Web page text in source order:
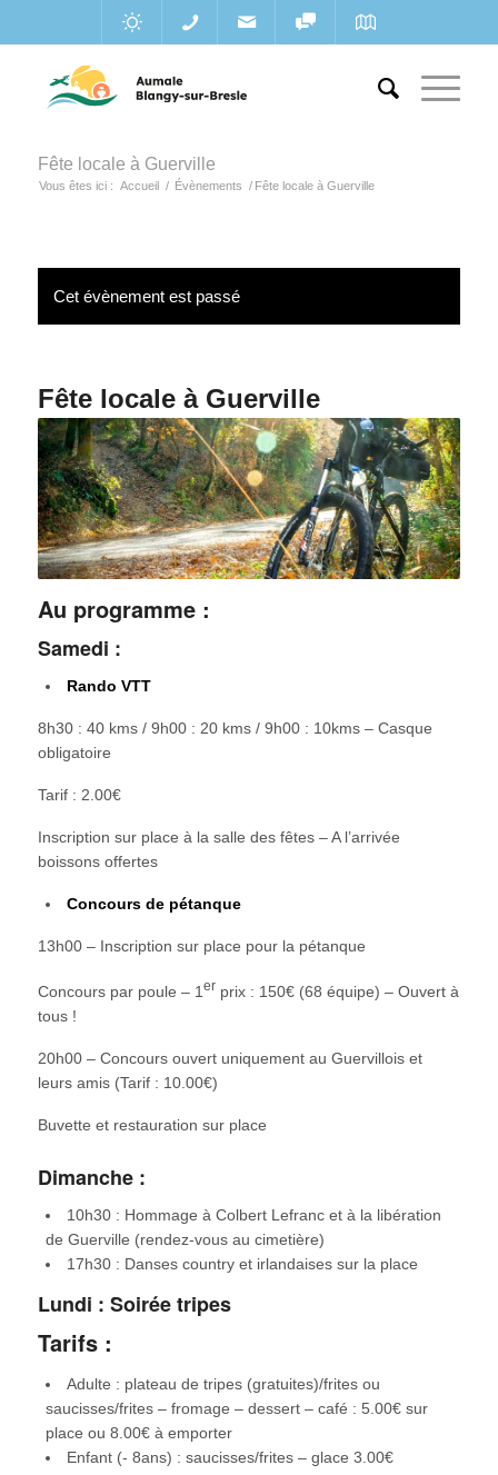
Fête locale à Guerville
Vous êtes ici : Accueil / Évènements / Fête locale à Guerville
Cet évènement est passé
Fête locale à Guerville
Au programme :
Samedi :
Rando VTT
8h30 : 40 kms / 9h00 : 20 kms / 9h00 : 10kms – Casque
obligatoire
Tarif : 2.00€
Inscription sur place à la salle des fêtes – A l’arrivée
boissons offertes
Concours de pétanque
13h00 – Inscription sur place pour la pétanque
Concours par poule – 1 er prix : 150€ (68 équipe) – Ouvert à
tous !
20h00 – Concours ouvert uniquement au Guervillois et
leurs amis (Tarif : 10.00€)
Buvette et restauration sur place
Dimanche :
10h30 : Hommage à Colbert Lefranc et à la libération
de Guerville (rendez-vous au cimetière)
17h30 : Danses country et irlandaises sur la place
Lundi : Soirée tripes
Tarifs :
Adulte : plateau de tripes (gratuites)/frites ou
saucisses/frites – fromage – dessert – café : 5.00€ sur
place ou 8.00€ à emporter
Enfant (- 8ans) : saucisses/frites – glace 3.00€